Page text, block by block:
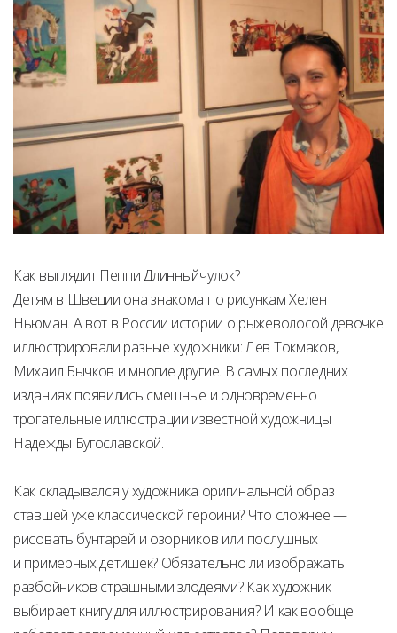
Как выглядит Пеппи Длинныйчулок?
Детям в Швеции она знакома по рисункам Хелен
Ньюман. А вот в России истории о рыжеволосой девочке
иллюстрировали разные художники: Лев Токмаков,
Михаил Бычков и многие другие. В самых последних
изданиях появились смешные и одновременно
трогательные иллюстрации известной художницы
Надежды Бугославской.
Как складывался у художника оригинальной образ
ставшей уже классической героини? Что сложнее —
рисовать бунтарей и озорников или послушных
и примерных детишек? Обязательно ли изображать
разбойников страшными злодеями? Как художник
выбирает книгу для иллюстрирования? И как вообще